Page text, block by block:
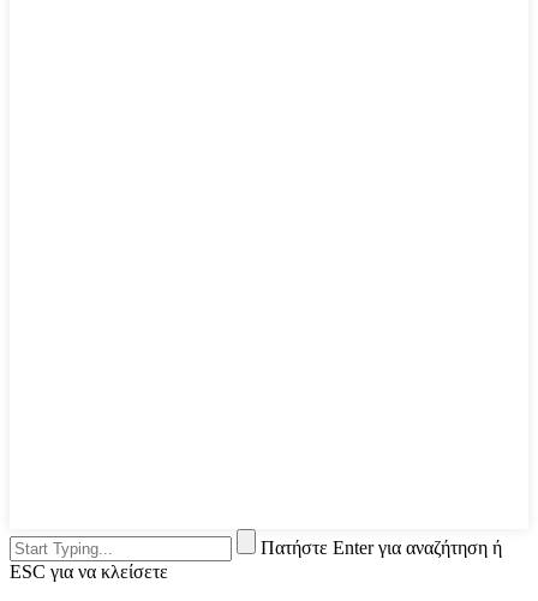
Πατήστε Enter για αναζήτηση ή
ESC για να κλείσετε